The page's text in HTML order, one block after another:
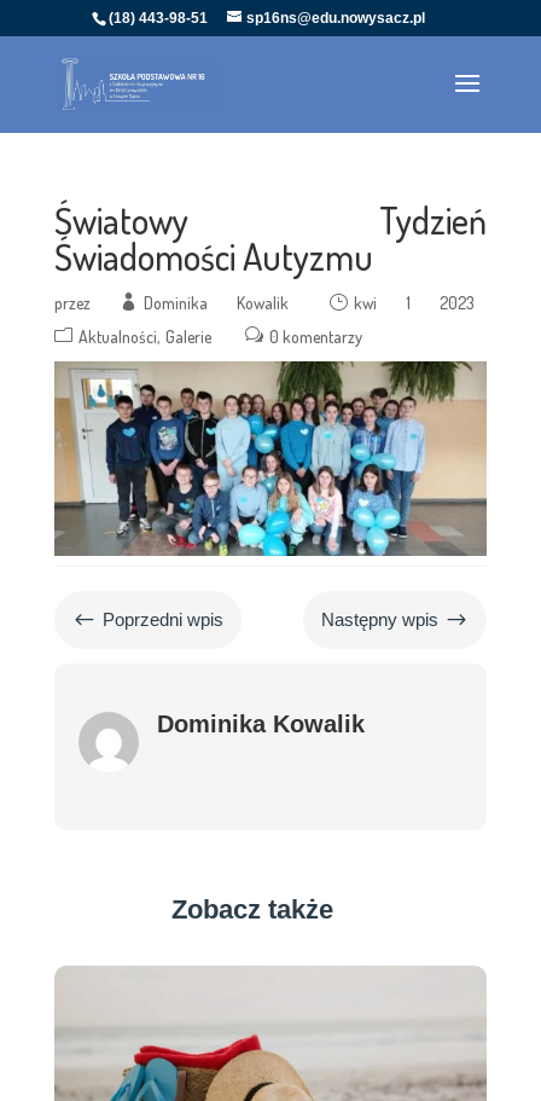
(18) 443-98-51 sp16ns@edu.nowysacz.pl
Światowy Tydzień
Świadomości Autyzmu
przez Dominika Kowalik
kwi 1 2023
Aktualności Galerie 0 komentarzy
# Poprzedni wpis Następny wpis $
Dominika Kowalik
Zobacz także